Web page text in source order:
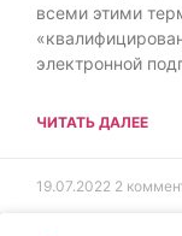
всеми этими
электронной
ЧИТАТЬ ДАЛЕЕ
19.07.2022 2